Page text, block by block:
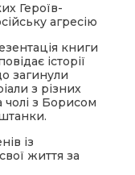
Героїв-
агресію
книги
історії
загинули
з різних
чолі з Борисом
із
життя за